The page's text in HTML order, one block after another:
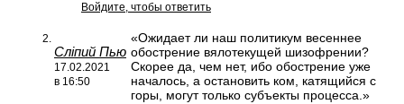
Войдите, чтобы ответить
Сліпий Пью
17.02.2021
в 16:50
«Ожидает ли наш политикум весеннее
обострение вялотекущей шизофрении?
Скорее да, чем нет, ибо обострение уже
началось, а остановить ком, катящийся с
горы, могут только субъекты процесса.»